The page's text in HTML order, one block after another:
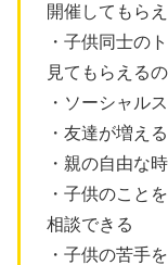
開催してもら
・子供同士の
見てもらえる
・ソーシャル
・友達が増える
・親の自由な
・子供のこと
相談できる
・子供の苦手